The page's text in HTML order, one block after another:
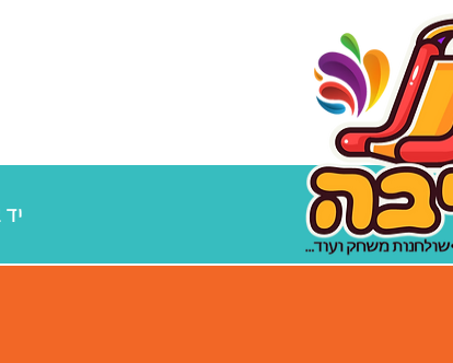
יד 2-מכירת מתנפחים מקצועיים